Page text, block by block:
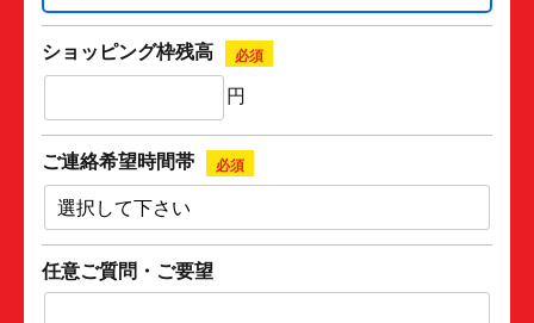
ショッピング枠残高 必須
円
ご連絡希望時間帯 必須
任意ご質問・ご要望